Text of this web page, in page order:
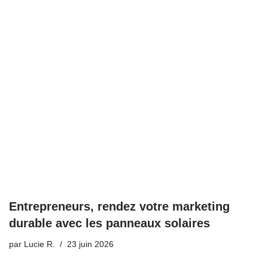
Entrepreneurs, rendez votre marketing
durable avec les panneaux solaires
par Lucie R. 23 juin 2026